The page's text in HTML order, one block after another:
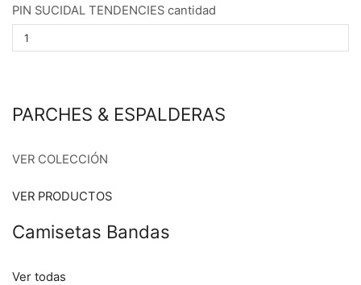
PIN SUCIDAL TENDENCIES cantidad
PARCHES & ESPALDERAS
VER COLECCIÓN
VER PRODUCTOS
Camisetas Bandas
Ver todas